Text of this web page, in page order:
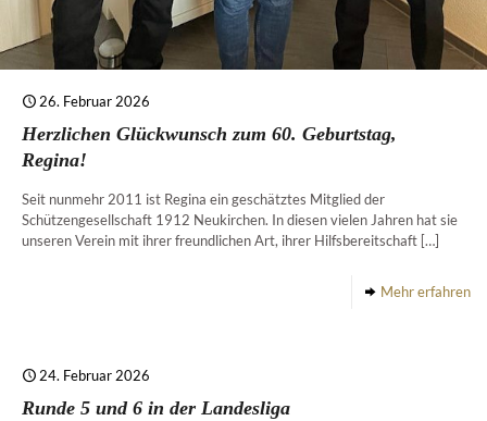
26. Februar 2026
Herzlichen Glückwunsch zum 60. Geburtstag,
Regina!
Seit nunmehr 2011 ist Regina ein geschätztes Mitglied der
Schützengesellschaft 1912 Neukirchen. In diesen vielen Jahren hat sie
unseren Verein mit ihrer freundlichen Art, ihrer Hilfsbereitschaft […]
Mehr erfahren
24. Februar 2026
Runde 5 und 6 in der Landesliga